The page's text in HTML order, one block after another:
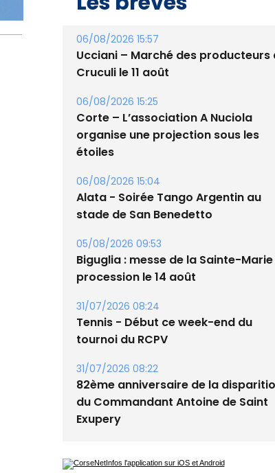
Les brèves
06/08/2026 15:57
Cruculi le 11 août
06/08/2026 15:25
Corte – L’association A Nuciola
étoiles
06/08/2026 15:04
stade de San Benedetto
05/08/2026 09:53
procession le 14 août
31/07/2026 08:24
tournoi du RCPV
31/07/2026 08:22
82ème anniversaire de la disparition